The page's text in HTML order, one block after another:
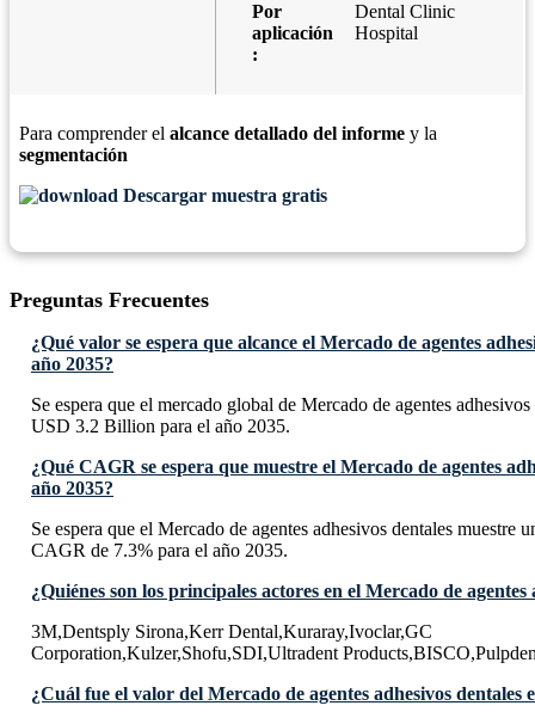
Por
aplicación
:
Dental Clinic
Hospital
Para comprender el alcance detallado del informe y la
segmentación
Descargar muestra gratis
Preguntas Frecuentes
¿Qué valor se espera que alcance el Mercado de agentes
año 2035?
Se espera que el mercado global de Mercado de agentes
USD 3.2 Billion para el año 2035.
¿Qué CAGR se espera que muestre el Mercado de agentes
año 2035?
Se espera que el Mercado de agentes adhesivos dentales muestre
CAGR de 7.3% para el año 2035.
¿Quiénes son los principales actores en el Mercado de agentes
3M,Dentsply Sirona,Kerr Dental,Kuraray,Ivoclar,GC
Corporation,Kulzer,Shofu,SDI,Ultradent
¿Cuál fue el valor del Mercado de agentes adhesivos dentales